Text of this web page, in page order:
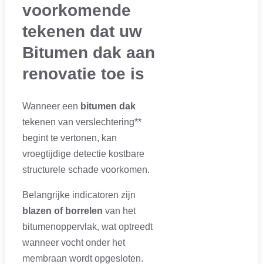
voorkomende
tekenen dat uw
Bitumen dak aan
renovatie toe is
Wanneer een bitumen dak
tekenen van verslechtering**
begint te vertonen, kan
vroegtijdige detectie kostbare
structurele schade voorkomen.
Belangrijke indicatoren zijn
blazen of borrelen van het
bitumenoppervlak, wat optreedt
wanneer vocht onder het
membraan wordt opgesloten.